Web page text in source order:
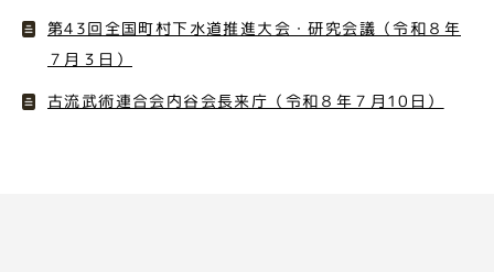
第43回全国町村下水道推進大会・研究会議（令和８年
７月３日）
古流武術連合会内谷会長来庁（令和８年７月10日）